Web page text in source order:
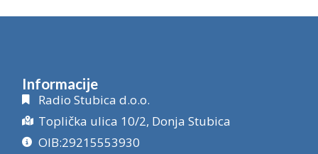
Informacije
Radio Stubica d.o.o.
Toplička ulica 10/2, Donja Stubica
OIB:29215553930